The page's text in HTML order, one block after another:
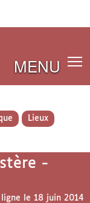
MENU
Lieux
-
le 18 juin 2014